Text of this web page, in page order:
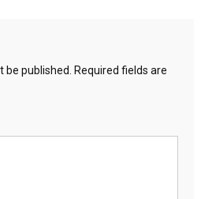
published.
Required fields are